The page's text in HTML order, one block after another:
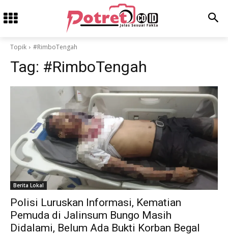
Topik #RimboTengah
Tag: #RimboTengah
Berita Lokal
Polisi Luruskan Informasi, Kematian
Pemuda di Jalinsum Bungo Masih
Didalami, Belum Ada Bukti Korban Begal